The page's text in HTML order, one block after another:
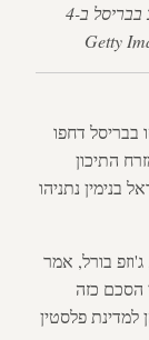
של מועצת האנרגיה של האיחוד האירופי-ארה"ב בבריסל ב-4
בבריסל דחפו
התיכון
בנימין נתניהו
בורל, אמר
הסכם כזה
למדינת פלסטין